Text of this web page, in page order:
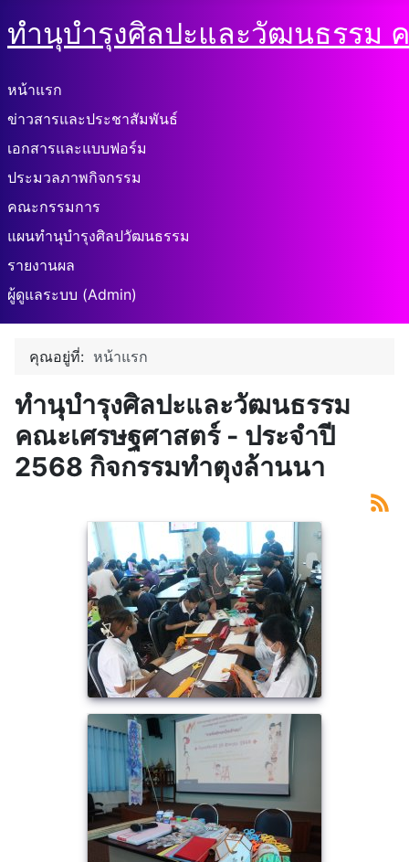
ทำนุบำรุงศิลปะและวัฒนธรรม
หน้าแรก
ข่าวสารและประชาสัมพันธ์
เอกสารและแบบฟอร์ม
ประมวลภาพกิจกรรม
คณะกรรมการ
แผนทำนุบำรุงศิลปวัฒนธรรม
รายงานผล
ผู้ดูแลระบบ (Admin)
คุณอยู่ที่: หน้าแรก
ทำนุบำรุงศิลปะและวัฒนธรรม
คณะเศรษฐศาสตร์ - ประจำปี
2568 กิจกรรมทำตุงล้านนา